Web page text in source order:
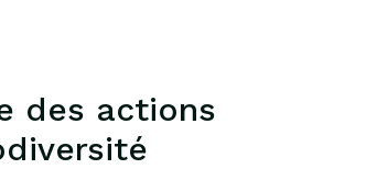
des actions